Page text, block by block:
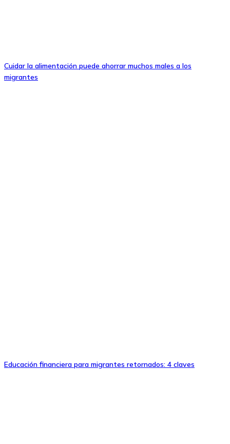
Cuidar la alimentación puede ahorrar muchos males a los
migrantes
Educación financiera para migrantes retornados: 4 claves